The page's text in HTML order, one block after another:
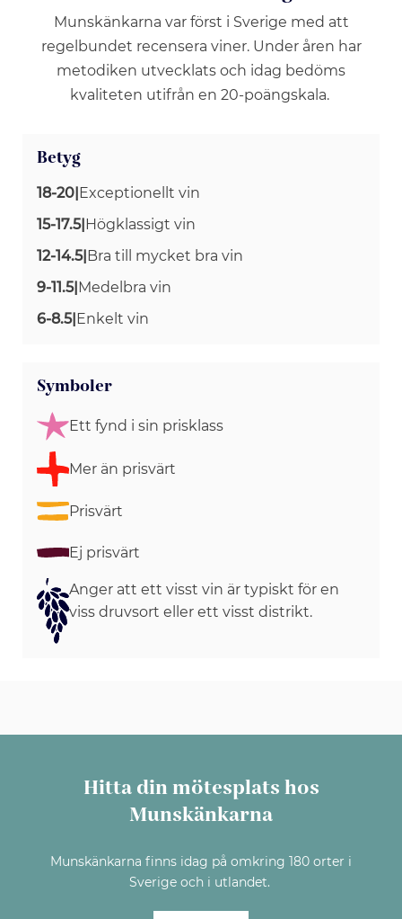
Munskänkarna var först i Sverige med att
regelbundet recensera viner. Under åren har
metodiken utvecklats och idag bedöms
kvaliteten utifrån en 20-poängskala.
Betyg
18-20|Exceptionellt vin
15-17.5|Högklassigt vin
12-14.5|Bra till mycket bra vin
9-11.5|Medelbra vin
6-8.5|Enkelt vin
Symboler
Ett fynd i sin prisklass
Mer än prisvärt
Prisvärt
Ej prisvärt
Anger att ett visst vin är typiskt för en
viss druvsort eller ett visst distrikt.
Hitta din mötesplats hos
Munskänkarna
Munskänkarna finns idag på omkring 180 orter i
Sverige och i utlandet.